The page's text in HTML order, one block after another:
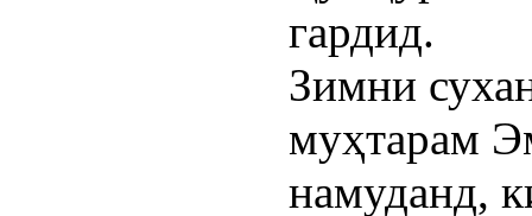
гардид.
Зимни
муҳтарам
намуданд,